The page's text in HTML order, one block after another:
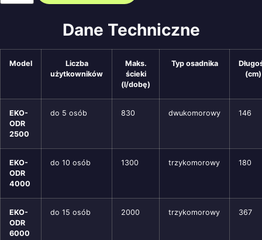
Dane Techniczne
Model
Liczba
użytkowników
Maks.
ścieki
(l/dobę)
Typ osadnika
(cm)
EKO-
ODR
2500
do 5 osób 830 dwukomorowy 146
EKO-
ODR
4000
do 10 osób 1300 trzykomorowy 180
EKO-
ODR
6000
do 15 osób 2000 trzykomorowy 367